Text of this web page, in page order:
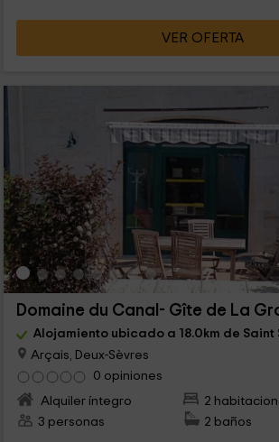
VER OFERTA
Domaine du Canal- Gîte de La
Alojamiento ubicado a 18.0km de Saint
Arçais, Deux-Sèvres
0 opiniones
Alquiler íntegro
2
3 personas
2 baños